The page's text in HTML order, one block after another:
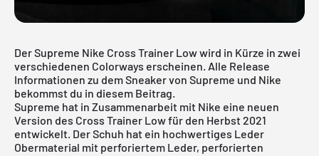
Der Supreme Nike Cross Trainer Low wird in Kürze in zwei
verschiedenen Colorways erscheinen. Alle Release
Informationen zu dem Sneaker von Supreme und Nike
bekommst du in diesem Beitrag.
Supreme hat in Zusammenarbeit mit Nike eine neuen
Version des Cross Trainer Low für den Herbst 2021
entwickelt. Der Schuh hat ein hochwertiges Leder
Obermaterial mit perforiertem Leder, perforierten